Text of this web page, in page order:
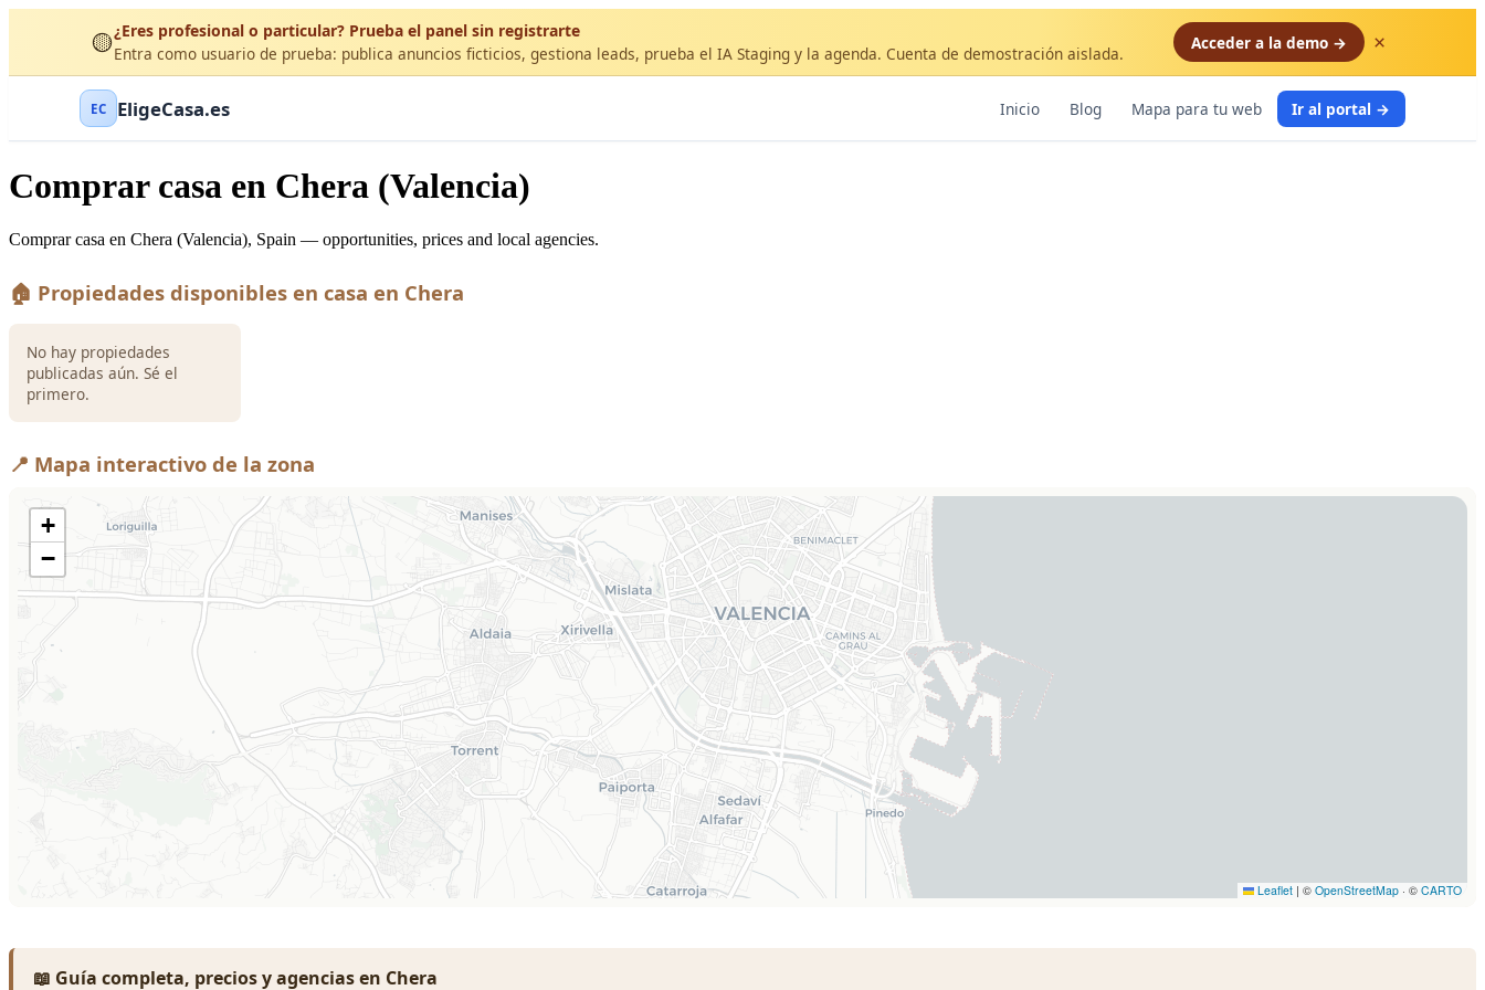
🟡¿Eres profesional o particular? Prueba el panel sin registrarte
Entra como usuario de prueba: publica anuncios ficticios, gestiona leads, prueba el IA Staging y la agenda. Cuenta de demostración aislada.
Acceder a la demo → ×
EC EligeCasa.es Inicio Blog Mapa para tu web Ir al portal →
Comprar casa en Chera (Valencia)
Comprar casa en Chera (Valencia), Spain — opportunities, prices and local agencies.
🏠 Propiedades disponibles en casa en Chera
No hay propiedades
publicadas aún. Sé el
primero.
📍 Mapa interactivo de la zona
📖 Guía completa, precios y agencias en Chera